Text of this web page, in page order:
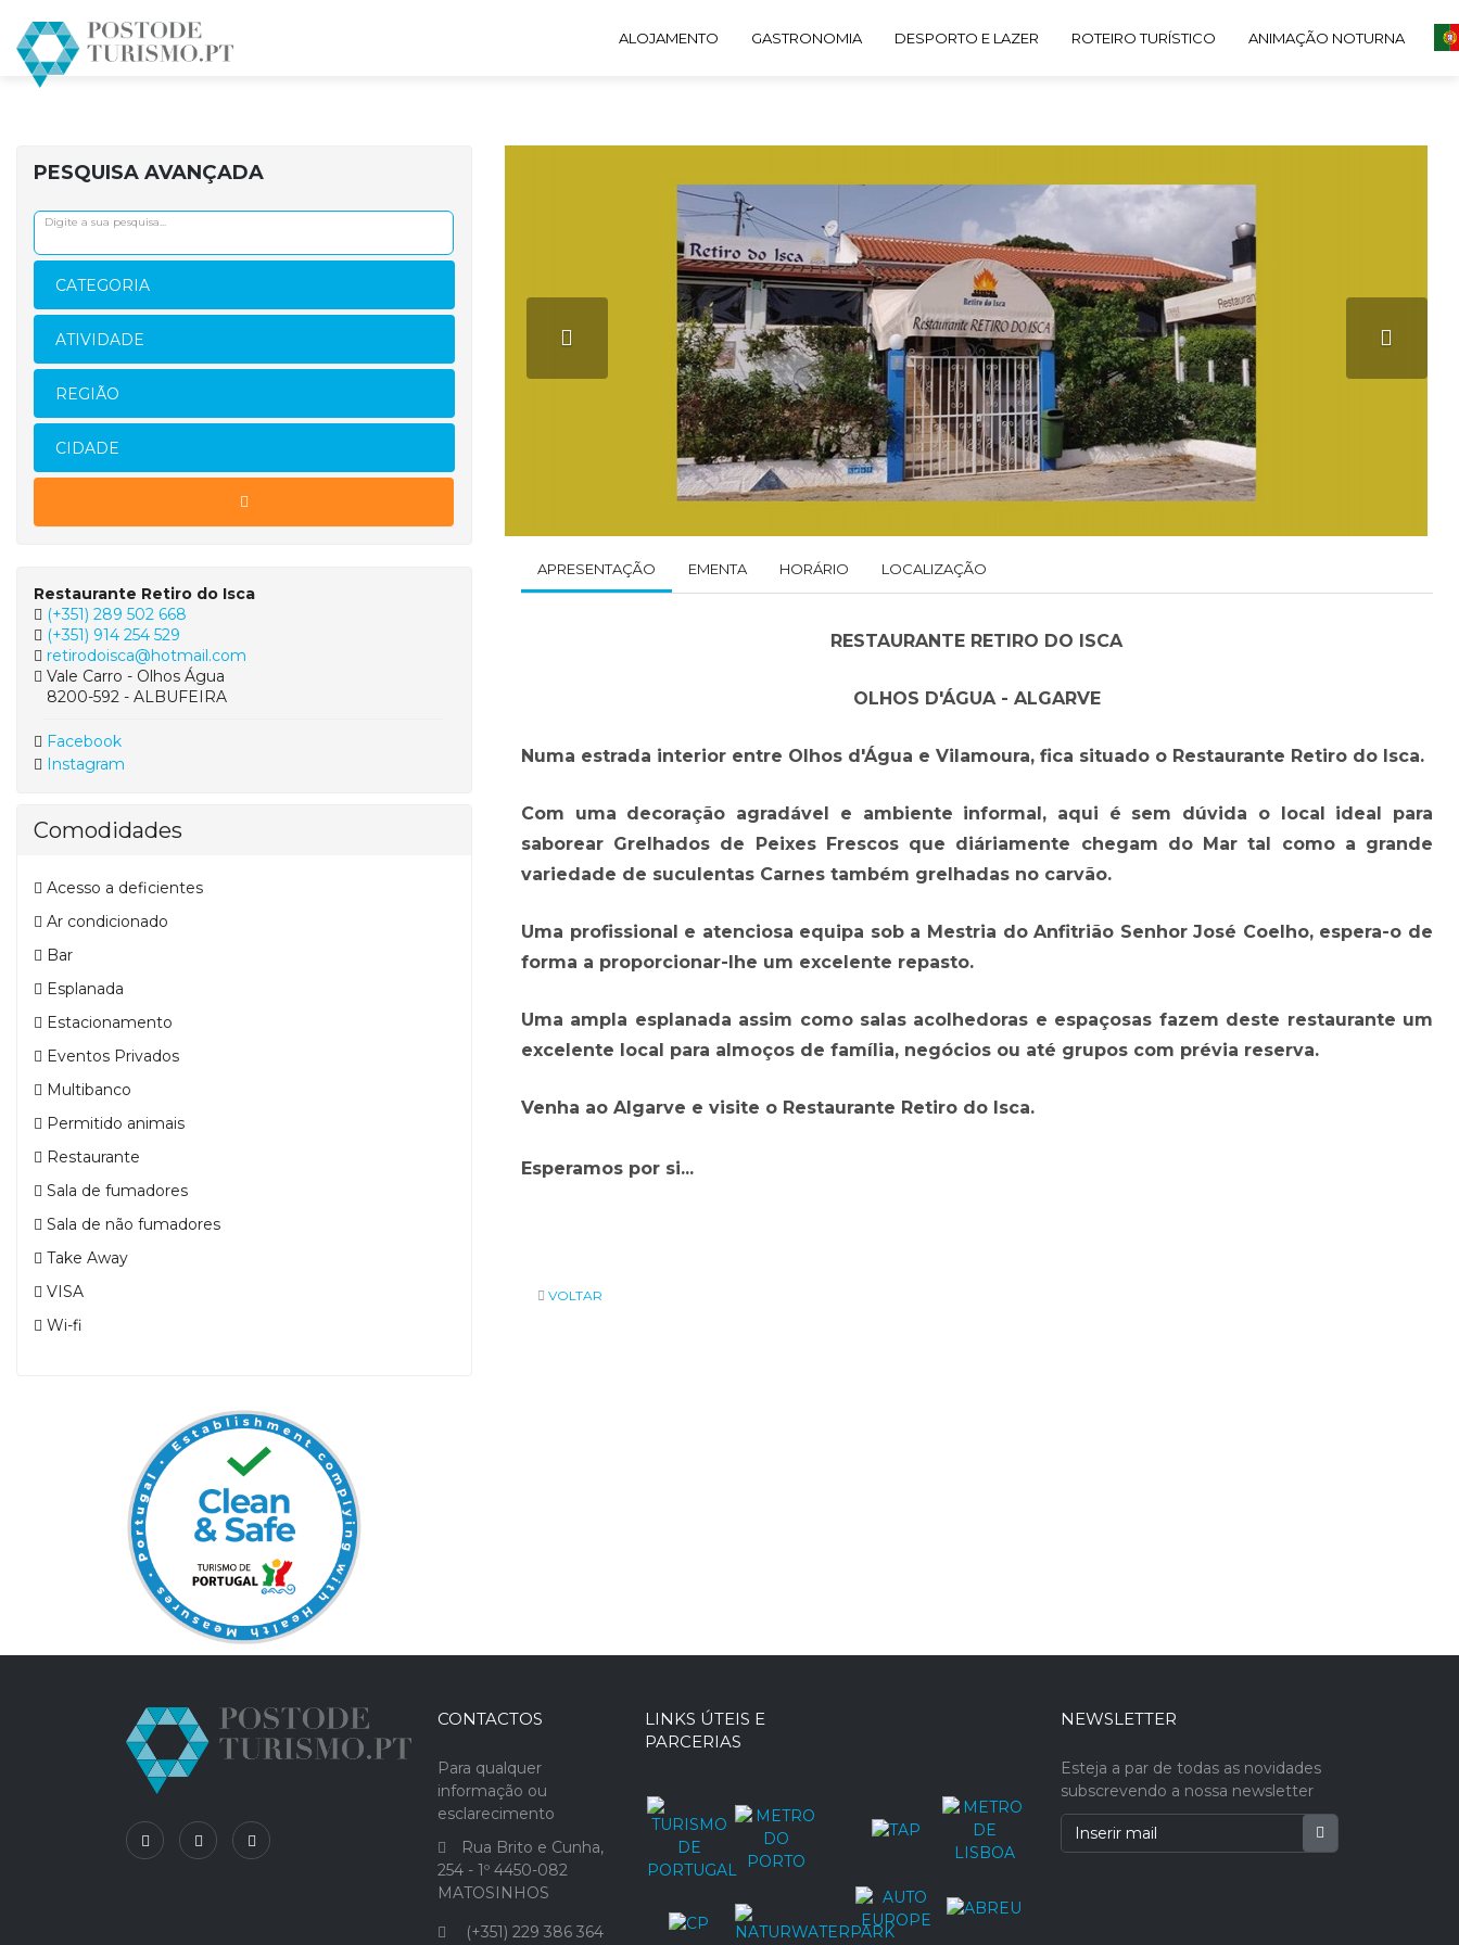
ALOJAMENTO GASTRONOMIA DESPORTO E LAZER ROTEIRO TURÍSTICO ANIMAÇÃO NOTURNA
PESQUISA AVANÇADA
CATEGORIA
ATIVIDADE
REGIÃO
CIDADE
Restaurante Retiro do Isca
(+351) 289 502 668
(+351) 914 254 529
retirodoisca@hotmail.com
Vale Carro - Olhos Água
8200-592 - ALBUFEIRA
Facebook
Instagram
Comodidades
Acesso a deficientes
Ar condicionado
Bar
Esplanada
Estacionamento
Eventos Privados
Multibanco
Permitido animais
Restaurante
Sala de fumadores
Sala de não fumadores
Take Away
VISA
Wi-fi
APRESENTAÇÃO EMENTA HORÁRIO LOCALIZAÇÃO
RESTAURANTE RETIRO DO ISCA
OLHOS D'ÁGUA - ALGARVE
Numa estrada interior entre Olhos d'Água e Vilamoura, fica situado o Restaurante Retiro do Isca.
Com uma decoração agradável e ambiente informal, aqui é sem dúvida o local ideal para
saborear Grelhados de Peixes Frescos que diáriamente chegam do Mar tal como a grande
variedade de suculentas Carnes também grelhadas no carvão.
Uma profissional e atenciosa equipa sob a Mestria do Anfitrião Senhor José Coelho, espera-o de
forma a proporcionar-lhe um excelente repasto.
Uma ampla esplanada assim como salas acolhedoras e espaçosas fazem deste restaurante um
excelente local para almoços de família, negócios ou até grupos com prévia reserva.
Venha ao Algarve e visite o Restaurante Retiro do Isca.
Esperamos por si...
VOLTAR
CONTACTOS
Para qualquer
informação ou
esclarecimento
Rua Brito e Cunha,
254 - 1º 4450-082
MATOSINHOS
(+351) 229 386 364
LINKS ÚTEIS E
PARCERIAS
NEWSLETTER
Esteja a par de todas as novidades
subscrevendo a nossa newsletter